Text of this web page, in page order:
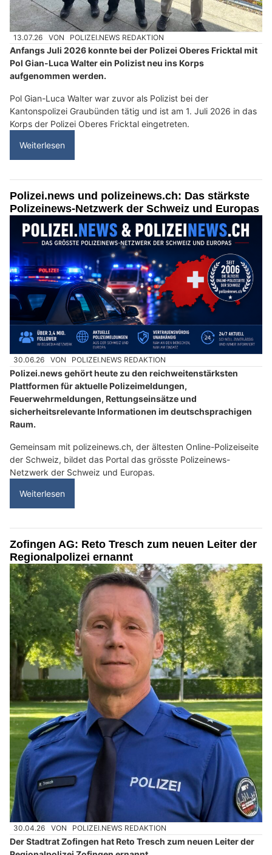
13.07.26 VON POLIZEI.NEWS REDAKTION
Anfangs Juli 2026 konnte bei der Polizei Oberes Fricktal mit
Pol Gian-Luca Walter ein Polizist neu ins Korps
aufgenommen werden.
Pol Gian-Luca Walter war zuvor als Polizist bei der
Kantonspolizei Graubünden tätig und ist am 1. Juli 2026 in das
Korps der Polizei Oberes Fricktal eingetreten.
Weiterlesen
Polizei.news und polizeinews.ch: Das stärkste
Polizeinews-Netzwerk der Schweiz und Europas
30.06.26 VON POLIZEI.NEWS REDAKTION
Polizei.news gehört heute zu den reichweitenstärksten
Plattformen für aktuelle Polizeimeldungen,
Feuerwehrmeldungen, Rettungseinsätze und
sicherheitsrelevante Informationen im deutschsprachigen
Raum.
Gemeinsam mit polizeinews.ch, der ältesten Online-Polizeiseite
der Schweiz, bildet das Portal das grösste Polizeinews-
Netzwerk der Schweiz und Europas.
Weiterlesen
Zofingen AG: Reto Tresch zum neuen Leiter der
Regionalpolizei ernannt
30.04.26 VON POLIZEI.NEWS REDAKTION
Der Stadtrat Zofingen hat Reto Tresch zum neuen Leiter der